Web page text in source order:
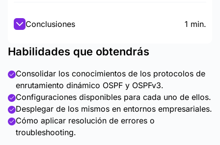
Conclusiones 1 min.
Habilidades que obtendrás
Consolidar los conocimientos de los protocolos de
enrutamiento dinámico OSPF y OSPFv3.
Configuraciones disponibles para cada uno de ellos.
Desplegar de los mismos en entornos empresariales.
Cómo aplicar resolución de errores o
troubleshooting.